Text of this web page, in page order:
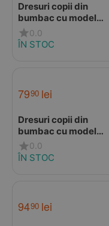
Dresuri copii din
bumbac cu model
lateral crosetat,
burgundy, Condor
0.0
ÎN STOC
7990 lei
Dresuri copii din
bumbac cu model
lateral crosetat,
smarald, Condor
0.0
ÎN STOC
9490 lei